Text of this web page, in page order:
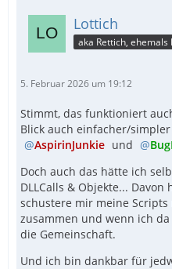
Lottich
5. Februar 2026 um 19:12
Stimmt, das funktioniert
Blick auch einfacher/
AspirinJunkie und
Doch auch das hätte ich
DLLCalls & Objekte...
schustere mir meine
zusammen und wenn ich
die Gemeinschaft.
Und ich bin dankbar für